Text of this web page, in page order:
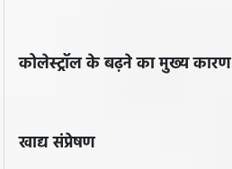
कोलेस्ट्रॉल के बढ़ने का मुख्य कारण
खाद्य संप्रेषण